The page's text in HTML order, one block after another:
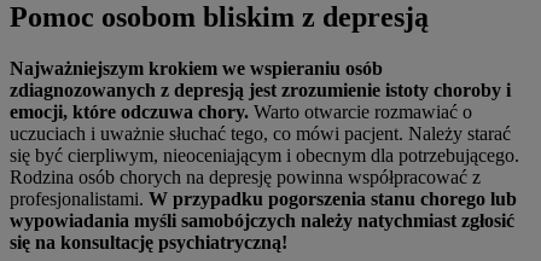
Pomoc osobom bliskim z depresją
Najważniejszym krokiem we wspieraniu osób
zdiagnozowanych z depresją jest zrozumienie istoty choroby i
emocji, które odczuwa chory. Warto otwarcie rozmawiać o
uczuciach i uważnie słuchać tego, co mówi pacjent. Należy starać
się być cierpliwym, nieoceniającym i obecnym dla potrzebującego.
Rodzina osób chorych na depresję powinna współpracować z
profesjonalistami. W przypadku pogorszenia stanu chorego lub
wypowiadania myśli samobójczych należy natychmiast zgłosić
się na konsultację psychiatryczną!